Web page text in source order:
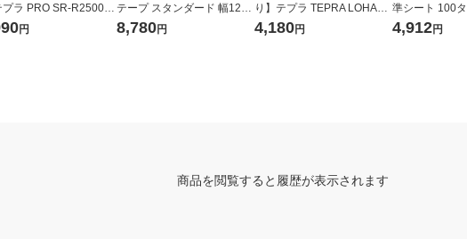
プラ PRO SR-R2500P
1台円
テープ スタンダード 幅12m
m 白ラベル 黒文字 10個 8ｍ
巻 XR-12WE-5P-E
8,780円
り】テプラ TEPRA LOHAC
Oオリジナル mizutamaさん
オススメテープ Cセット TH
4,180円
準シート 100タ
112NLシロ 1箱
4,912円
商品を閲覧すると履歴が表示されます